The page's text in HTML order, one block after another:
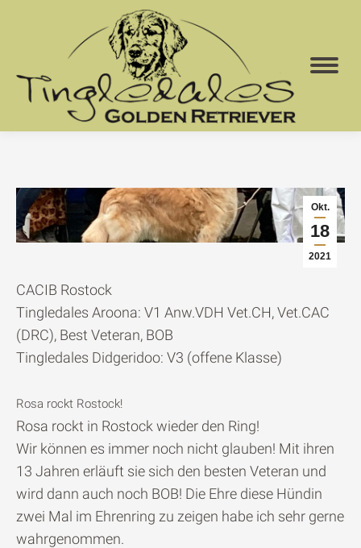
Okt.
18
2021
CACIB Rostock
Tingledales Aroona: V1 Anw.VDH Vet.CH, Vet.CAC
(DRC), Best Veteran, BOB
Tingledales Didgeridoo: V3 (offene Klasse)
Rosa rockt Rostock!
Rosa rockt in Rostock wieder den Ring!
Wir können es immer noch nicht glauben! Mit ihren
13 Jahren erläuft sie sich den besten Veteran und
wird dann auch noch BOB! Die Ehre diese Hündin
zwei Mal im Ehrenring zu zeigen habe ich sehr gerne
wahrgenommen.